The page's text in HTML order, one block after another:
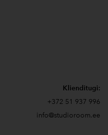
Klienditugi:
+372 51 937 996
info@studioroom.ee